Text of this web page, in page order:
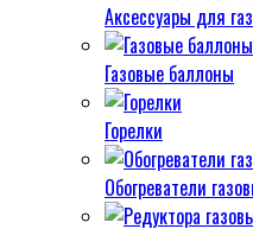
Аксессуары для
Газовые баллоны
Горелки
Обогреватели